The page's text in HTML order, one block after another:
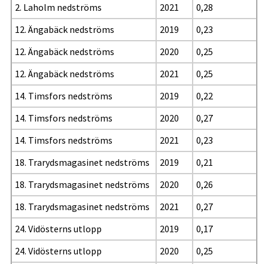
2. Laholm nedströms
2021
0,28
12. Ängabäck nedströms
2019
0,23
12. Ängabäck nedströms
2020
0,25
12. Ängabäck nedströms
2021
0,25
14. Timsfors nedströms
2019
0,22
14. Timsfors nedströms
2020
0,27
14. Timsfors nedströms
2021
0,23
18. Trarydsmagasinet nedströms
2019
0,21
18. Trarydsmagasinet nedströms
2020
0,26
18. Trarydsmagasinet nedströms
2021
0,27
24. Vidösterns utlopp
2019
0,17
24. Vidösterns utlopp
2020
0,25